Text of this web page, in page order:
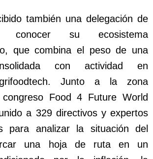
también una delegación de
conocer su ecosistema
que combina el peso de una
con actividad en
Junto a la zona
Food 4 Future World
a 329 directivos y expertos
para analizar la situación del
una hoja de ruta en un